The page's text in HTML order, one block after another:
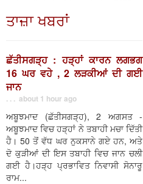
ਤਾਜ਼ਾ ਖਬਰਾਂ
ਛੱਤੀਸਗੜ੍ਹ : ਹੜ੍ਹਾਂ ਕਾਰਨ ਲਗਭਗ
16 ਘਰ ਵਹੇ , 2 ਲੜਕੀਆਂ ਦੀ ਗਈ
ਜਾਨ
. . . about 1 hour ago
ਅਬੂਝਮਾਦ (ਛੱਤੀਸਗੜ੍ਹ), 2 ਅਗਸਤ -
ਅਬੂਝਮਾਦ ਵਿਚ ਹੜ੍ਹਾਂ ਨੇ ਤਬਾਹੀ ਮਚਾ ਦਿੱਤੀ
ਹੈ। 50 ਤੋਂ ਵੱਧ ਘਰ ਨੁਕਸਾਨੇ ਗਏ ਹਨ, ਅਤੇ
ਦੋ ਕੁੜੀਆਂ ਦੀ ਇਸ ਤਬਾਹੀ ਵਿਚ ਜਾਨ ਚਲੀ
ਗਈ ਹੈ।ਹੜ੍ਹ ਪ੍ਰਭਾਵਿਤ ਨਿਵਾਸੀ ਸੋਨਾਰੂ
ਰਾਮ...